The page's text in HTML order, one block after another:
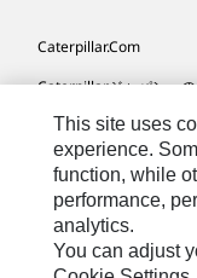
Caterpillar.com
Caterpillarジャパンへ
マイマーケティング情
サイト･マップ
Cookie Settings
法的事項
This site uses
experience.
function, while
performance,
analytics.
You can adjust